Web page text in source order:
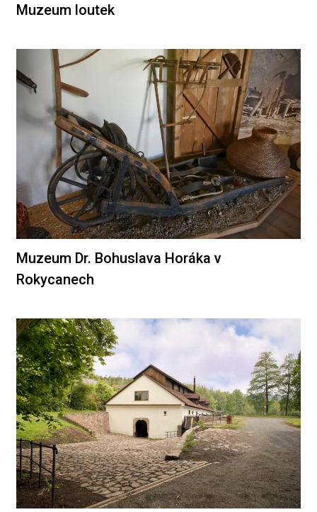
Muzeum loutek
Muzeum Dr. Bohuslava Horáka v
Rokycanech